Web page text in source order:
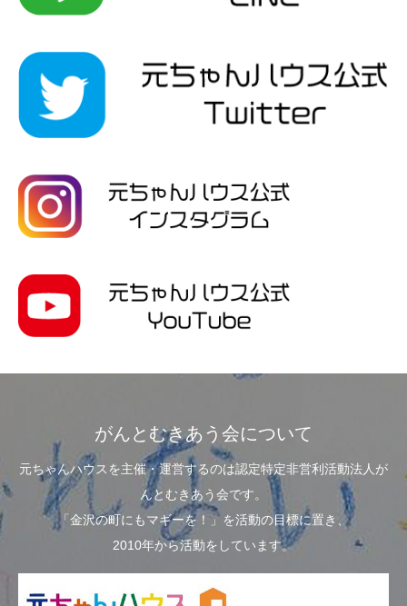
がんとむきあう会について
元ちゃんハウスを主催・運営するのは認定特定非営利活動法人が
んとむきあう会です。
「金沢の町にもマギーを！」を活動の目標に置き、
2010年から活動をしています。